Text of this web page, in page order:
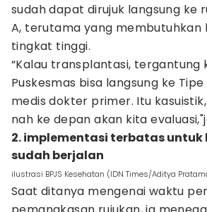
sudah dapat dirujuk langsung ke
A, terutama yang membutuhkan
tingkat tinggi.
“Kalau transplantasi, tergantung
Puskesmas bisa langsung ke
medis dokter primer. Itu
nah ke depan akan kita
2. implementasi terbatas
sudah berjalan
ilustrasi BPJS Kesehatan (IDN Times/Aditya
Saat ditanya mengenai waktu